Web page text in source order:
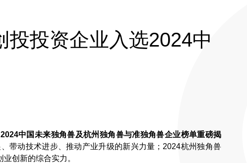
投资企业入选2024中
2024中国未来独角兽及杭州独角兽与准独角兽企业榜单重磅揭
带动技术进步、推动产业升级的新兴力量；2024杭州独角兽
创新的综合实力。